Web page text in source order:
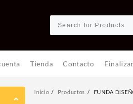
Tienda Contacto
Inicio Productos FUNDA